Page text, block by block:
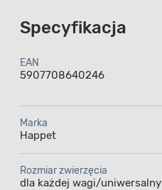
Specyfikacja
EAN
5907708640246
Marka
Happet
Rozmiar zwierzęcia
dla każdej wagi/uniwersalny